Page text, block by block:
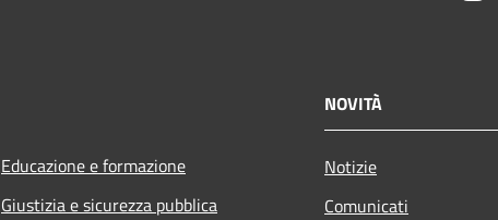
Educazione e formazione
Giustizia e sicurezza pubblica
NOVITÀ
Notizie
Comunicati